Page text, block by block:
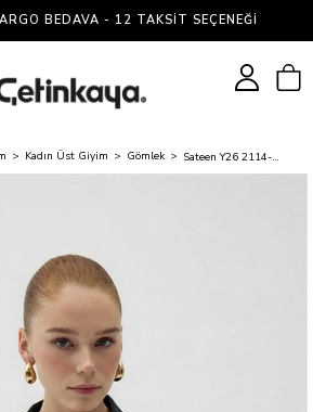
BEDAVA - 12 TAKSIT SEÇENEĞI
Kadın Üst Giyim Gömlek Sateen Y26 2114-2179 Plise Kollu Gömlek Siyah Kadın